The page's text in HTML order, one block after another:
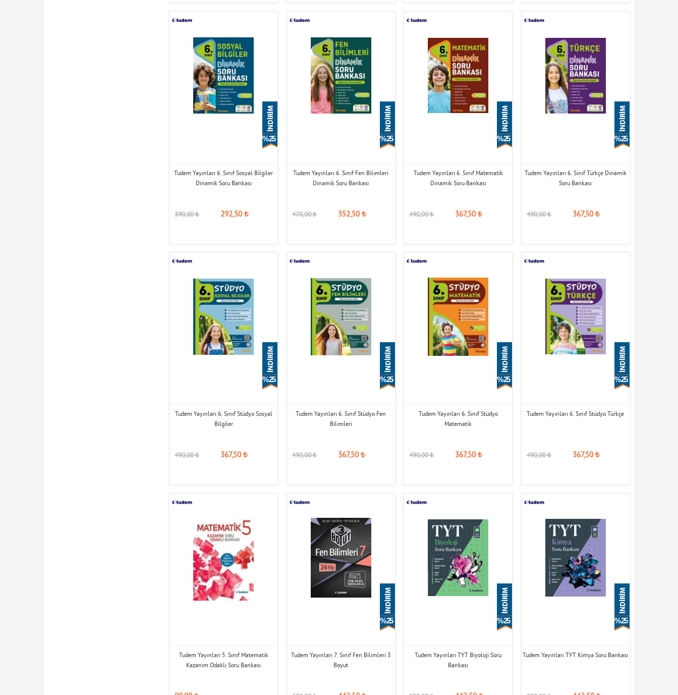
% 25
Tudem Yayınları 6. Sınıf Sosyal Bilgiler
Dinamik Soru Bankası
390,00₺ 292,50₺
% 25
Tudem Yayınları 6. Sınıf Fen Bilimleri
Dinamik Soru Bankası
470,00₺ 352,50₺
% 25
Tudem Yayınları 6. Sınıf Matematik
Dinamik Soru Bankası
490,00₺ 367,50₺
% 25
Tudem Yayınları 6. Sınıf Türkçe Dinamik
Soru Bankası
490,00₺ 367,50₺
% 25
Tudem Yayınları 6. Sınıf Stüdyo Sosyal
Bilgiler
490,00₺ 367,50₺
% 25
Tudem Yayınları 6. Sınıf Stüdyo Fen
Bilimleri
490,00₺ 367,50₺
% 25
Tudem Yayınları 6. Sınıf Stüdyo
Matematik
490,00₺ 367,50₺
% 25
Tudem Yayınları 6. Sınıf Stüdyo Türkçe
490,00₺ 367,50₺
Tudem Yayınları 5. Sınıf Matematik
Kazanım Odaklı Soru Bankası
% 25
Tudem Yayınları 7. Sınıf Fen Bilimleri 3
Boyut
% 25
Tudem Yayınları TYT Biyoloji Soru
Bankası
% 25
Tudem Yayınları TYT Kimya Soru Bankası